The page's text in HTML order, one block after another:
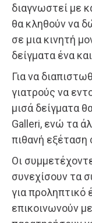
διαγνωστεί με
θα κληθούν να
σε μια κινητή
δείγματα ένα
Για να
γιατρούς να
μισά δείγματα
Galleri, ενώ τα
πιθανή εξέταση
Οι
συνεχίσουν τα
για προληπτικό
επικοινωνούν